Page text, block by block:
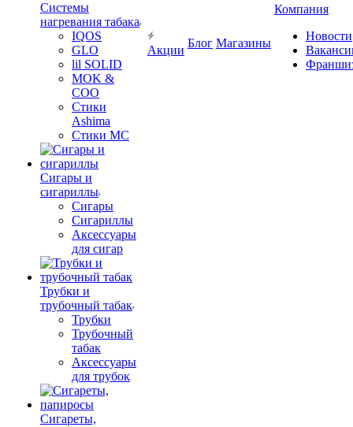
Системы
нагревания табака
IQOS
GLO
lil SOLID
MOK &
COO
Стики
Ashima
Стики MC
Сигары и
сигариллы
Сигары
Сигариллы
Аксессуары
для сигар
Трубки и
трубочный табак
Трубки
Трубочный
табак
Аксессуары
для трубок
Сигареты,
Акции
Блог Магазины
Компания
Новости